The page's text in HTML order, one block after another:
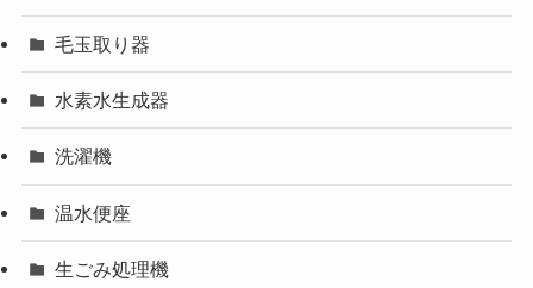
毛玉取り器
水素水生成器
洗濯機
温水便座
生ごみ処理機